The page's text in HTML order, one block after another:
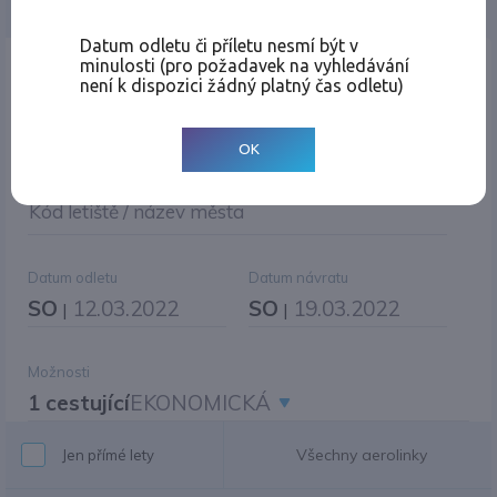
Místo odletu
Kód letiště / název města
Datum odletu
SO | 12.03.2022
Datum návratu
SO | 19.03.2022
Možnosti
1 cestujícíEKONOMICKÁ
Jen přímé lety Všechny aerolinky
Datum odletu či příletu nesmí být v
minulosti (pro požadavek na vyhledávání
není k dispozici žádný platný čas odletu)
OK